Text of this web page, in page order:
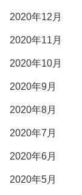
2020年12月
2020年11月
2020年10月
2020年9月
2020年8月
2020年7月
2020年6月
2020年5月